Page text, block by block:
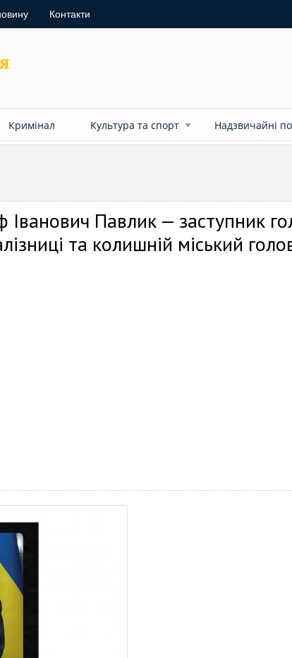
Контакти
Кримінал Культура та спорт Надзвичайні
Іванович Павлик — заступник
та колишній міський